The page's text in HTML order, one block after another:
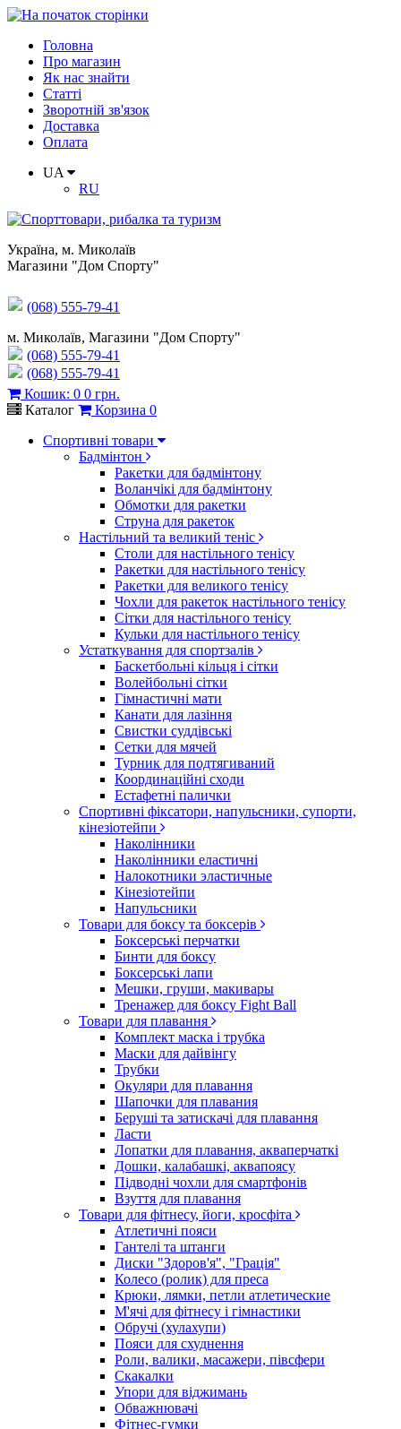
Головна
Про магазин
Як нас знайти
Статті
Зворотній зв'язок
Доставка
Оплата
UA
RU
Україна, м. Миколаїв
Магазини "Дом Спорту"
(068) 555-79-41
м. Миколаїв, Магазини "Дом Спорту"
(068) 555-79-41
(068) 555-79-41
Кошик: 0 0 грн.
Каталог
Корзина 0
Спортивні товари
Бадмінтон
Ракетки для бадмінтону
Воланчікі для бадмінтону
Обмотки для ракетки
Струна для ракеток
Настільний та великий теніс
Столи для настільного тенісу
Ракетки для настільного тенісу
Ракетки для великого тенісу
Чохли для ракеток настільного тенісу
Сітки для настільного тенісу
Кульки для настільного тенісу
Устаткування для спортзалів
Баскетбольні кільця і сітки
Волейбольні сітки
Гімнастичні мати
Канати для лазіння
Свистки суддівські
Сетки для мячей
Турник для подтягиваний
Координаційні сходи
Естафетні палички
Спортивні фіксатори, напульсники, супорти,
кінезіотейпи
Наколінники
Наколінники еластичні
Налокотники эластичные
Кінезіотейпи
Напульсники
Товари для боксу та боксерів
Боксерські перчатки
Бинти для боксу
Боксерські лапи
Мешки, груши, макивары
Тренажер для боксу Fight Ball
Товари для плавання
Комплект маска і трубка
Маски для дайвінгу
Трубки
Окуляри для плавання
Шапочки для плавания
Беруші та затискачі для плавання
Ласти
Лопатки для плавання, акваперчаткі
Дошки, калабашкі, аквапоясу
Підводні чохли для смартфонів
Взуття для плавання
Товари для фітнесу, йоги, кросфіта
Атлетичні пояси
Гантелі та штанги
Диски "Здоров'я", "Грація"
Колесо (ролик) для преса
Крюки, лямки, петли атлетические
М'ячі для фітнесу і гімнастики
Обручі (хулахупи)
Пояси для схуднення
Роли, валики, масажери, півсфери
Скакалки
Упори для віджимань
Обважнювачі
Фітнес-гумки